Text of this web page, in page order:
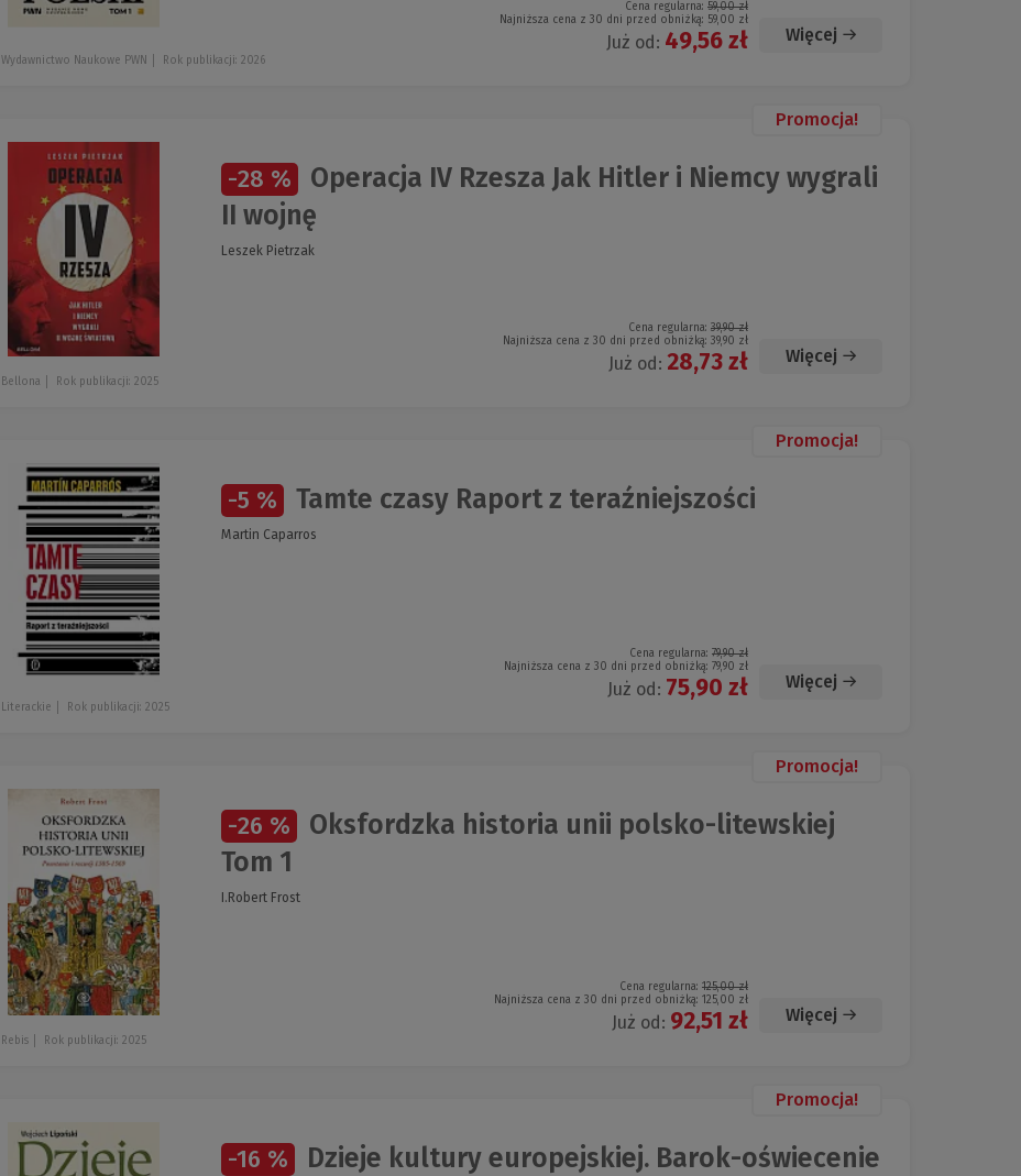
Cena regularna: 59,00 zł
Najniższa cena z 30 dni przed obniżką: 59,00 zł
Już od: 49,56 zł Więcej
Wydawnictwo Naukowe PWN Rok publikacji: 2026
Promocja!
-28 %
Operacja IV Rzesza Jak Hitler i Niemcy wygrali
II wojnę
Leszek Pietrzak
Cena regularna: 39,90 zł
Najniższa cena z 30 dni przed obniżką: 39,90 zł
Już od: 28,73 zł Więcej
Bellona Rok publikacji: 2025
Promocja!
-5 % Tamte czasy Raport z teraźniejszości
Martin Caparros
Cena regularna: 79,90 zł
Najniższa cena z 30 dni przed obniżką: 79,90 zł
Już od: 75,90 zł Więcej
Literackie Rok publikacji: 2025
Promocja!
-26 %
Oksfordzka historia unii polsko-litewskiej
Tom 1
I.Robert Frost
Cena regularna: 125,00 zł
Najniższa cena z 30 dni przed obniżką: 125,00 zł
Już od: 92,51 zł Więcej
Rebis Rok publikacji: 2025
Promocja!
-16 % Dzieje kultury europejskiej. Barok-oświecenie